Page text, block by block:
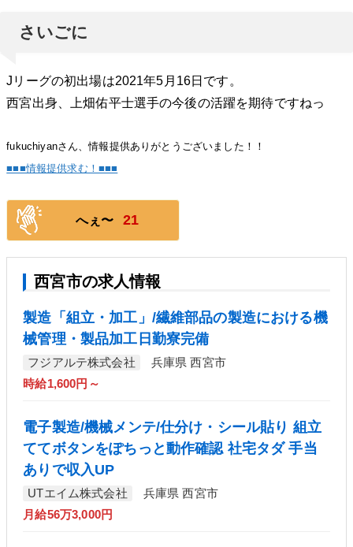
さいごに
Jリーグの初出場は2021年5月16日です。
西宮出身、上畑佑平士選手の今後の活躍を期待ですねっ
fukuchiyanさん、情報提供ありがとうございました！！
■■■情報提供求む！■■■
へぇ〜 21
西宮市の求人情報
製造「組立・加工」/繊維部品の製造における機
械管理・製品加工日勤寮完備
フジアルテ株式会社
兵庫県 西宮市
時給1,600円～
電子製造/機械メンテ/仕分け・シール貼り 組立
ててボタンをぽちっと動作確認 社宅タダ 手当
ありで収入UP
UTエイム株式会社
兵庫県 西宮市
月給56万3,000円